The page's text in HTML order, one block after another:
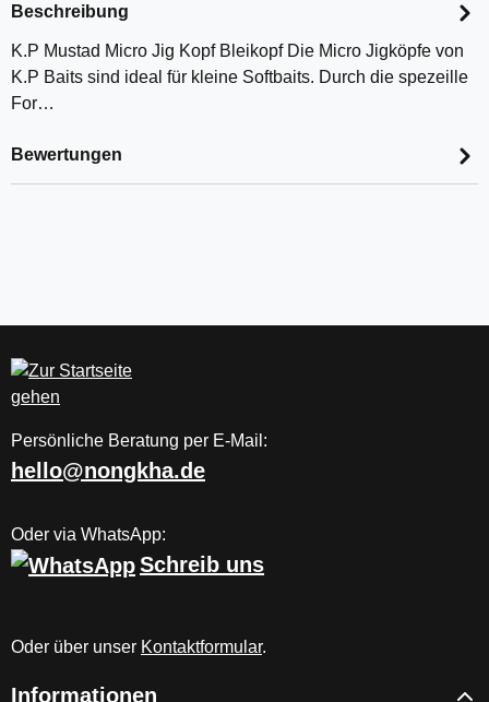
Beschreibung
K.P Mustad Micro Jig Kopf Bleikopf Die Micro Jigköpfe von
K.P Baits sind ideal für kleine Softbaits. Durch die spezeille
For…
Bewertungen
Persönliche Beratung per E-Mail:
hello@nongkha.de
Oder via WhatsApp:
Schreib uns
Oder über unser Kontaktformular.
Informationen